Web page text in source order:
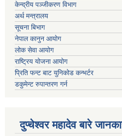
केन्द्रीय पञ्जीकरण विभाग
अर्थ मन्त्रालय
सूचना बिभाग
नेपाल कानुन आयोग
लोक सेवा आयोग
राष्ट्रिय योजना आयोग
प्रिति फन्ट बाट युनिकोड कन्भर्टर
डकुमेन्ट रुपान्तरण गर्न
दुप्चेश्वर महादेव बारे